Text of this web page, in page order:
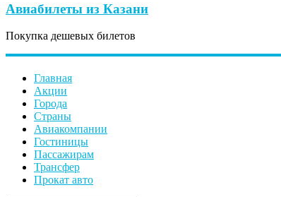
Авиабилеты из Казани
Покупка дешевых билетов
Главная
Акции
Города
Страны
Авиакомпании
Гостиницы
Пассажирам
Трансфер
Прокат авто